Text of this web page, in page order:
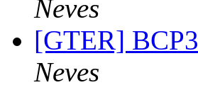
Neves
[GTER]
Neves